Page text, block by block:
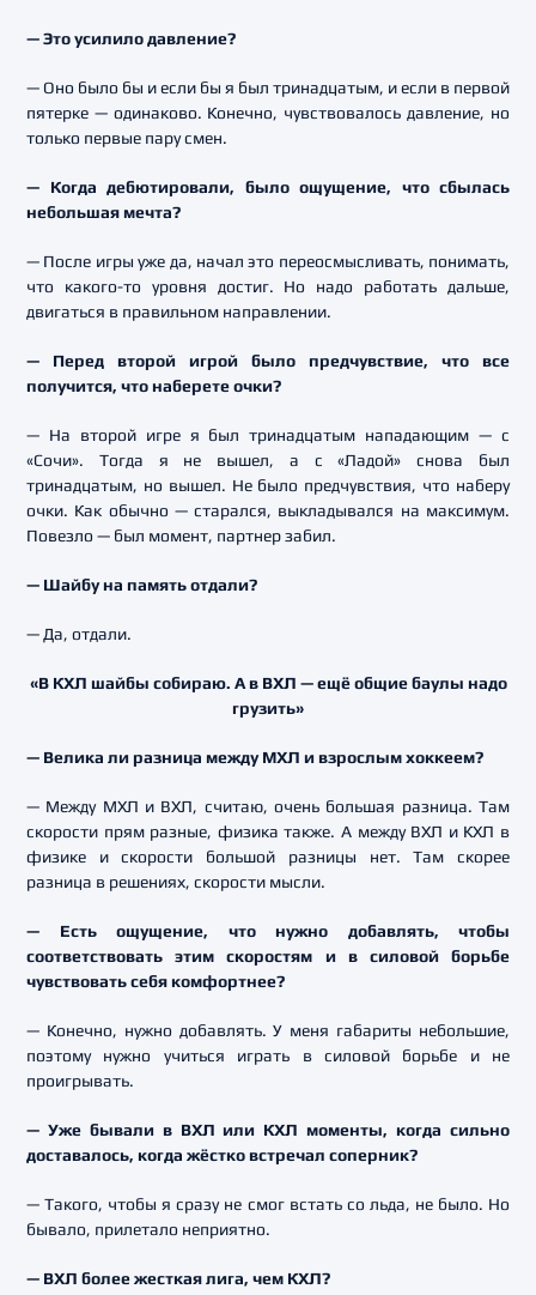
— Это усилило давление?
— Оно было бы и если бы я был тринадцатым, и если в первой
пятерке — одинаково. Конечно, чувствовалось давление, но
только первые пару смен.
— Когда дебютировали, было ощущение, что сбылась
небольшая мечта?
— После игры уже да, начал это переосмысливать, понимать,
что какого-то уровня достиг. Но надо работать дальше,
двигаться в правильном направлении.
— Перед второй игрой было предчувствие, что все
получится, что наберете очки?
— На второй игре я был тринадцатым нападающим — с
«Сочи». Тогда я не вышел, а с «Ладой» снова был
тринадцатым, но вышел. Не было предчувствия, что наберу
очки. Как обычно — старался, выкладывался на максимум.
Повезло — был момент, партнер забил.
— Шайбу на память отдали?
— Да, отдали.
«В КХЛ шайбы собираю. А в ВХЛ — ещё общие баулы надо
грузить»
— Велика ли разница между МХЛ и взрослым хоккеем?
— Между МХЛ и ВХЛ, считаю, очень большая разница. Там
скорости прям разные, физика также. А между ВХЛ и КХЛ в
физике и скорости большой разницы нет. Там скорее
разница в решениях, скорости мысли.
— Есть ощущение, что нужно добавлять, чтобы
соответствовать этим скоростям и в силовой борьбе
чувствовать себя комфортнее?
— Конечно, нужно добавлять. У меня габариты небольшие,
поэтому нужно учиться играть в силовой борьбе и не
проигрывать.
— Уже бывали в ВХЛ или КХЛ моменты, когда сильно
доставалось, когда жёстко встречал соперник?
— Такого, чтобы я сразу не смог встать со льда, не было. Но
бывало, прилетало неприятно.
— ВХЛ более жесткая лига, чем КХЛ?